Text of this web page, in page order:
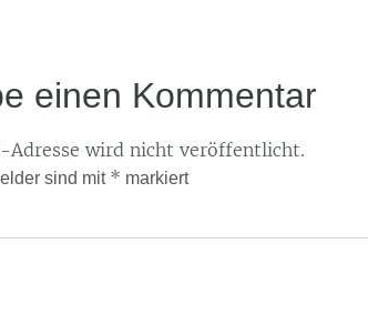
einen Kommentar
Adresse wird nicht veröffentlicht.
sind mit * markiert